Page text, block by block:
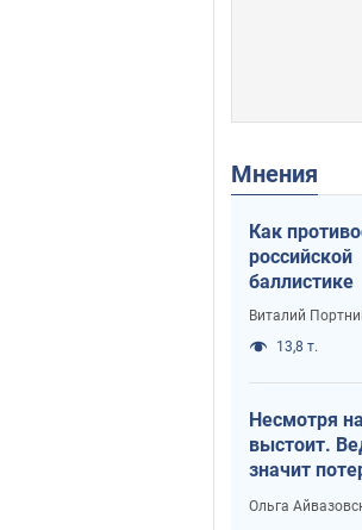
Мнения
Как
российской
баллистике
Виталий
13,8 т.
Несмотря
выстоит.
значит
Ольга